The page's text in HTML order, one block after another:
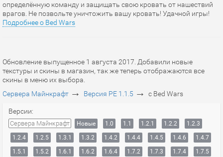
определённую команду и защищать свою кровать от нашествий
врагов. Не позвольте уничтожить вашу кровать! Удачной игры!
Подробнее о Bed Wars
Обновление выпущенное 1 августа 2017. Добавили новые
текстуры и скины в магазин, так же теперь отображаются все
скины в меню их выбора.
Сервера Майнкрафт → Версия PE 1.1.5 → с Bed Wars
Версии:
Сервера Майнкрафт Новые 1.0 1.1 1.2.1 1.2.2
1.2.3
1.2.4
1.2.5 1.3.1 1.3.2 1.4.2 1.4.4 1.4.5 1.4.6
1.4.7
1.5.1
1.5.2 1.6.1 1.6.2 1.6.4 1.7.2 1.7.3 1.7.4
1.7.5